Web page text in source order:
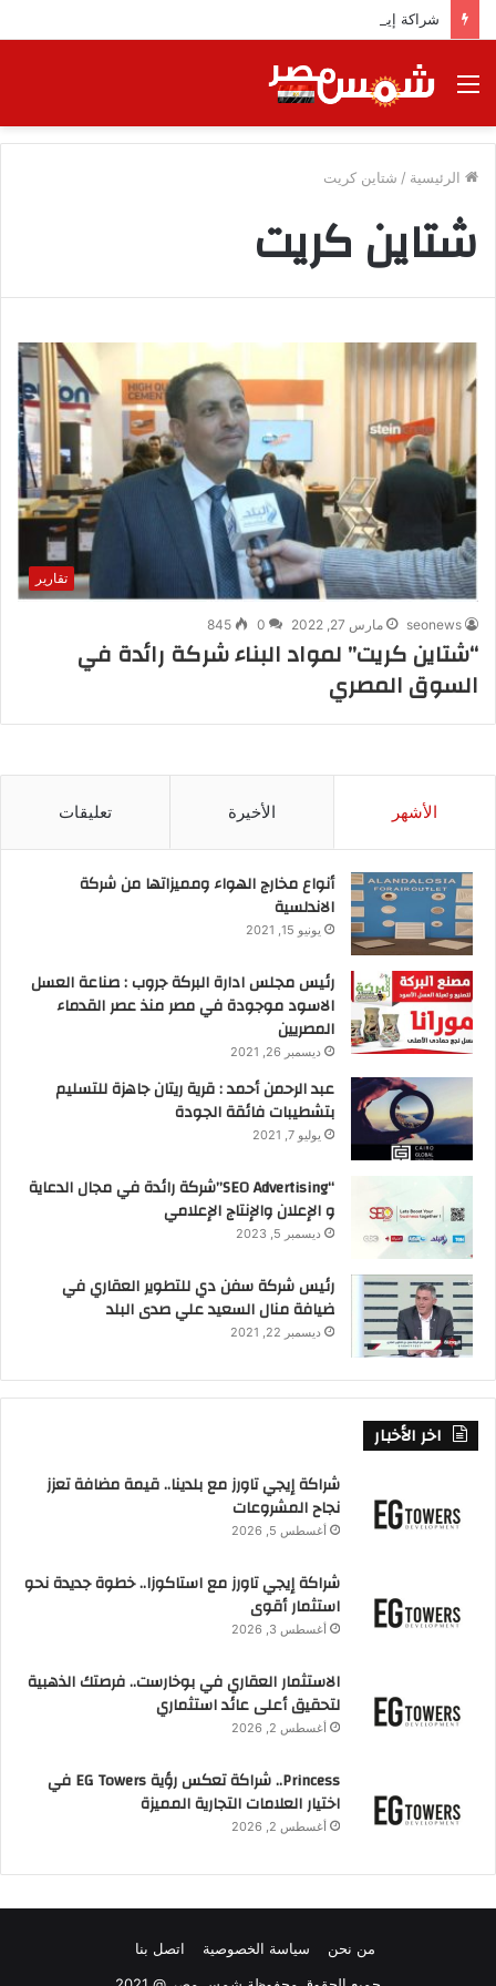
شراكة إيجي تاورز مع بلدينا.. قيمة مضافة تعزز نجاح المشروعات
القائمة
الرئيسية / شتاين كريت
شتاين كريت
تقارير
seonews مارس 27, 2022 0
845
“شتاين كريت” لمواد البناء شركة رائدة في
السوق المصري
الأشهر الأخيرة تعليقات
أنواع مخارج الهواء ومميزاتها من شركة
الاندلسية
يونيو 15, 2021
رئيس مجلس ادارة البركة جروب : صناعة العسل
الاسود موجودة في مصر منذ عصر القدماء
المصريين
ديسمبر 26, 2021
عبد الرحمن أحمد : قرية ريتان جاهزة للتسليم
بتشطيبات فائقة الجودة
يوليو 7, 2021
“SEO Advertising”شركة رائدة في مجال الدعاية
و الإعلان والإنتاج الإعلامي
ديسمبر 5, 2023
رئيس شركة سفن دي للتطوير العقاري في
ضيافة منال السعيد علي صدى البلد
ديسمبر 22, 2021
اخر الأخبار
شراكة إيجي تاورز مع بلدينا.. قيمة مضافة تعزز
نجاح المشروعات
أغسطس 5, 2026
شراكة إيجي تاورز مع استاكوزا.. خطوة جديدة نحو
استثمار أقوى
أغسطس 3, 2026
الاستثمار العقاري في بوخارست.. فرصتك الذهبية
لتحقيق أعلى عائد استثماري
أغسطس 2, 2026
Princess.. شراكة تعكس رؤية EG Towers في
اختيار العلامات التجارية المميزة
أغسطس 2, 2026
من نحن سياسة الخصوصية
اتصل بنا